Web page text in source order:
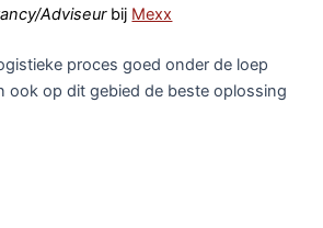
Adviseurbij Mexx
proces goed onder de loep
ook op dit gebied de beste oplossing